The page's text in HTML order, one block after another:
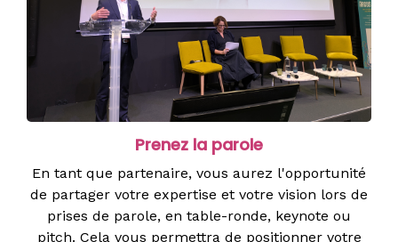
Prenez la parole
En tant que partenaire, vous aurez l'opportunité
de partager votre expertise et votre vision lors de
prises de parole, en table-ronde, keynote ou
pitch. Cela vous permettra de positionner votre